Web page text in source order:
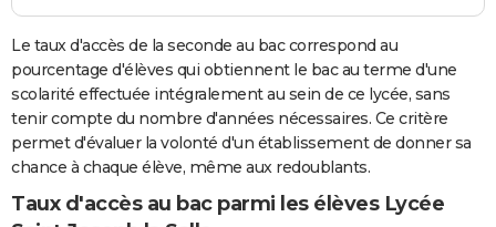
Le taux d'accès de la seconde au bac correspond au
pourcentage d'élèves qui obtiennent le bac au terme d'une
scolarité effectuée intégralement au sein de ce lycée, sans
tenir compte du nombre d'années nécessaires. Ce critère
permet d'évaluer la volonté d'un établissement de donner sa
chance à chaque élève, même aux redoublants.
Taux d'accès au bac parmi les élèves Lycée